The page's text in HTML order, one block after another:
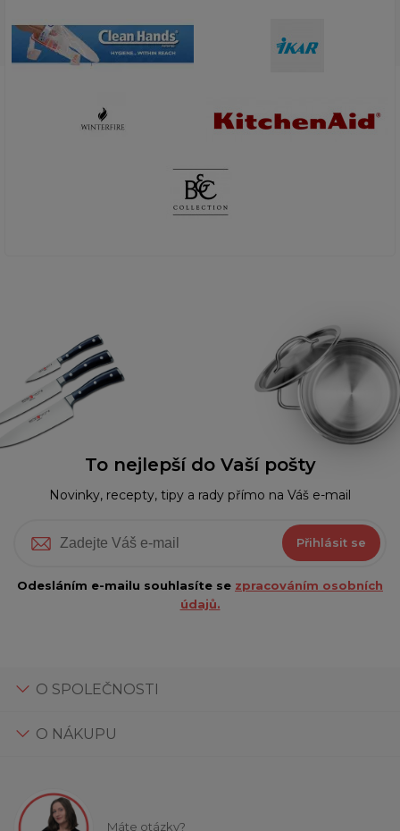
To nejlepší do Vaší pošty
Novinky, recepty, tipy a rady přímo na Váš e-mail
Přihlásit se
Odesláním e-mailu souhlasíte se zpracováním osobních
údajů.
O SPOLEČNOSTI
O NÁKUPU
Máte otázky?